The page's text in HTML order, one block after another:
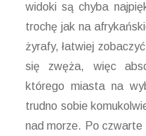
widoki są chyba
trochę jak na
żyrafy, łatwiej
się zwęża, więc
którego miasta na
trudno sobie
nad morze. Po czwarte